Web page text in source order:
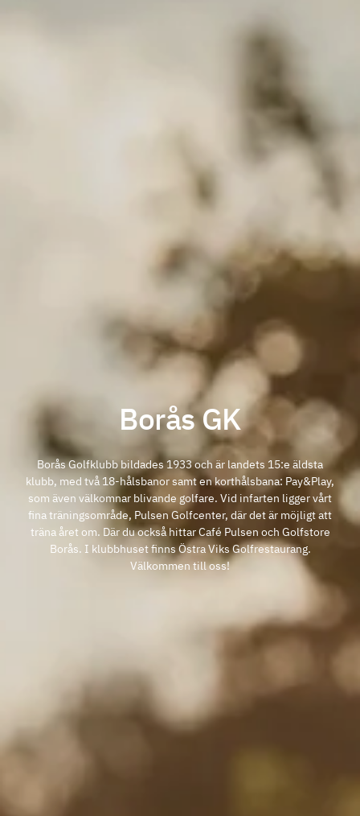
Borås GK
Borås Golfklubb bildades 1933 och är landets 15:e äldsta
klubb, med två 18-hålsbanor samt en korthålsbana: Pay&Play,
som även välkomnar blivande golfare. Vid infarten ligger vårt
fina träningsområde, Pulsen Golfcenter, där det är möjligt att
träna året om. Där du också hittar Café Pulsen och Golfstore
Borås. I klubbhuset finns Östra Viks Golfrestaurang.
Välkommen till oss!